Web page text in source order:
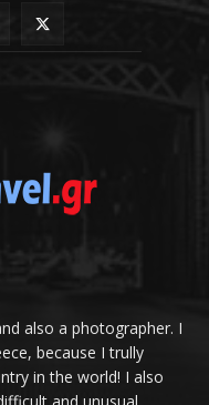
also a photographer. I
because I trully
in the world! I also